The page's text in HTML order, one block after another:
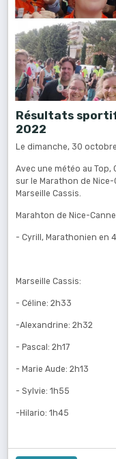
Résultats
2022
Le dimanche, 30
Avec une météo au
sur le Marathon de
Marseille Cassis.
Marahton de Nice-
- Cyrill, Marathonien en
Marseille Cassis:
- Céline: 2h33
-Alexandrine: 2h32
- Pascal: 2h17
- Marie Aude: 2h13
- Sylvie: 1h55
-Hilario: 1h45